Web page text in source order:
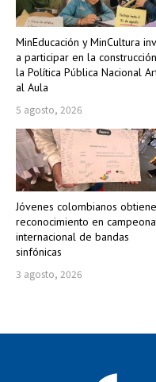
MinEducación y MinCultura
a participar en la
la Política Pública Nacional
al Aula
5 agosto, 2026
Jóvenes colombianos
reconocimiento en
internacional de bandas
sinfónicas
3 agosto, 2026